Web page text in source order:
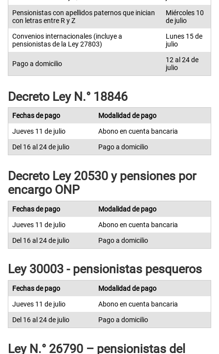
Pensionistas con apellidos paternos que inician
con letras entre R y Z
Miércoles 10
de julio
Convenios internacionales (incluye a
pensionistas de la Ley 27803)
Lunes 15 de
julio
Pago a domicilio
12 al 24 de
julio
Decreto Ley N.° 18846
Fechas de pago
Modalidad de pago
Jueves 11 de julio
Abono en cuenta bancaria
Del 16 al 24 de julio
Pago a domicilio
Decreto Ley 20530 y pensiones por
encargo ONP
Fechas de pago
Modalidad de pago
Jueves 11 de julio
Abono en cuenta bancaria
Del 16 al 24 de julio
Pago a domicilio
Ley 30003 - pensionistas pesqueros
Fechas de pago
Modalidad de pago
Jueves 11 de julio
Abono en cuenta bancaria
Del 16 al 24 de julio
Pago a domicilio
Ley N.° 26790 – pensionistas del